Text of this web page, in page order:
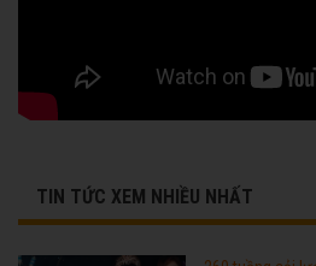
TIN TỨC XEM NHIỀU NHẤT